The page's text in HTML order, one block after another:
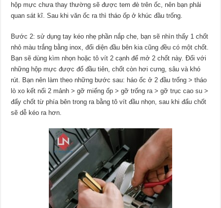
hộp mực chưa thay thường sẽ được tem đè trên ốc, nên bạn phải
quan sát kĩ. Sau khi văn ốc ra thì tháo ốp ở khúc đầu trống.
Bước 2: sử dụng tay kéo nhẹ phần nắp che, bạn sẽ nhìn thấy 1 chốt
nhỏ màu trắng bằng inox, đối diện đầu bên kia cũng đều có một chốt.
Bạn sẽ dùng kìm nhọn hoặc tô vít 2 cạnh để mở 2 chốt này. Đối với
những hộp mực được đổ đầu tiên, chốt còn hơi cưng, sâu và khó
rút. Bạn nên làm theo những bước sau: háo ốc ở 2 đầu trống > tháo
lò xo kết nối 2 mảnh > gỡ miếng ốp > gỡ trống ra > gỡ trục cao su >
đẩy chốt từ phía bên trong ra bằng tô vít đầu nhọn, sau khi đẩu chốt
sẽ dễ kéo ra hơn.